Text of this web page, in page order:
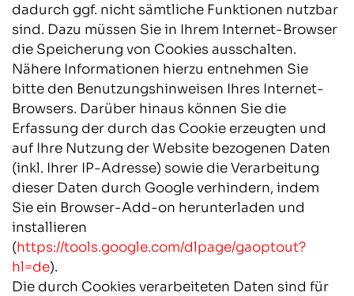
dadurch ggf. nicht sämtliche Funktionen nutzbar
sind. Dazu müssen Sie in Ihrem Internet-Browser
die Speicherung von Cookies ausschalten.
Nähere Informationen hierzu entnehmen Sie
bitte den Benutzungshinweisen Ihres Internet-
Browsers. Darüber hinaus können Sie die
Erfassung der durch das Cookie erzeugten und
auf Ihre Nutzung der Website bezogenen Daten
(inkl. Ihrer IP-Adresse) sowie die Verarbeitung
dieser Daten durch Google verhindern, indem
Sie ein Browser-Add-on herunterladen und
installieren
(https://tools.google.com/dlpage/gaoptout?
hl=de).
Die durch Cookies verarbeiteten Daten sind für